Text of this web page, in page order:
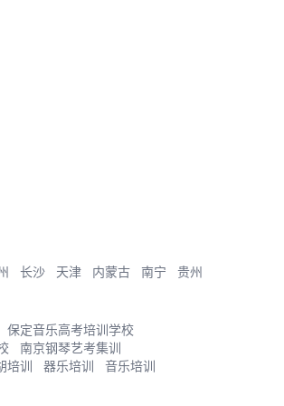
长沙 天津 内蒙古 南宁
贵州
保定音乐高考培训学校
南京钢琴艺考集训
培训 器乐培训
音乐培训